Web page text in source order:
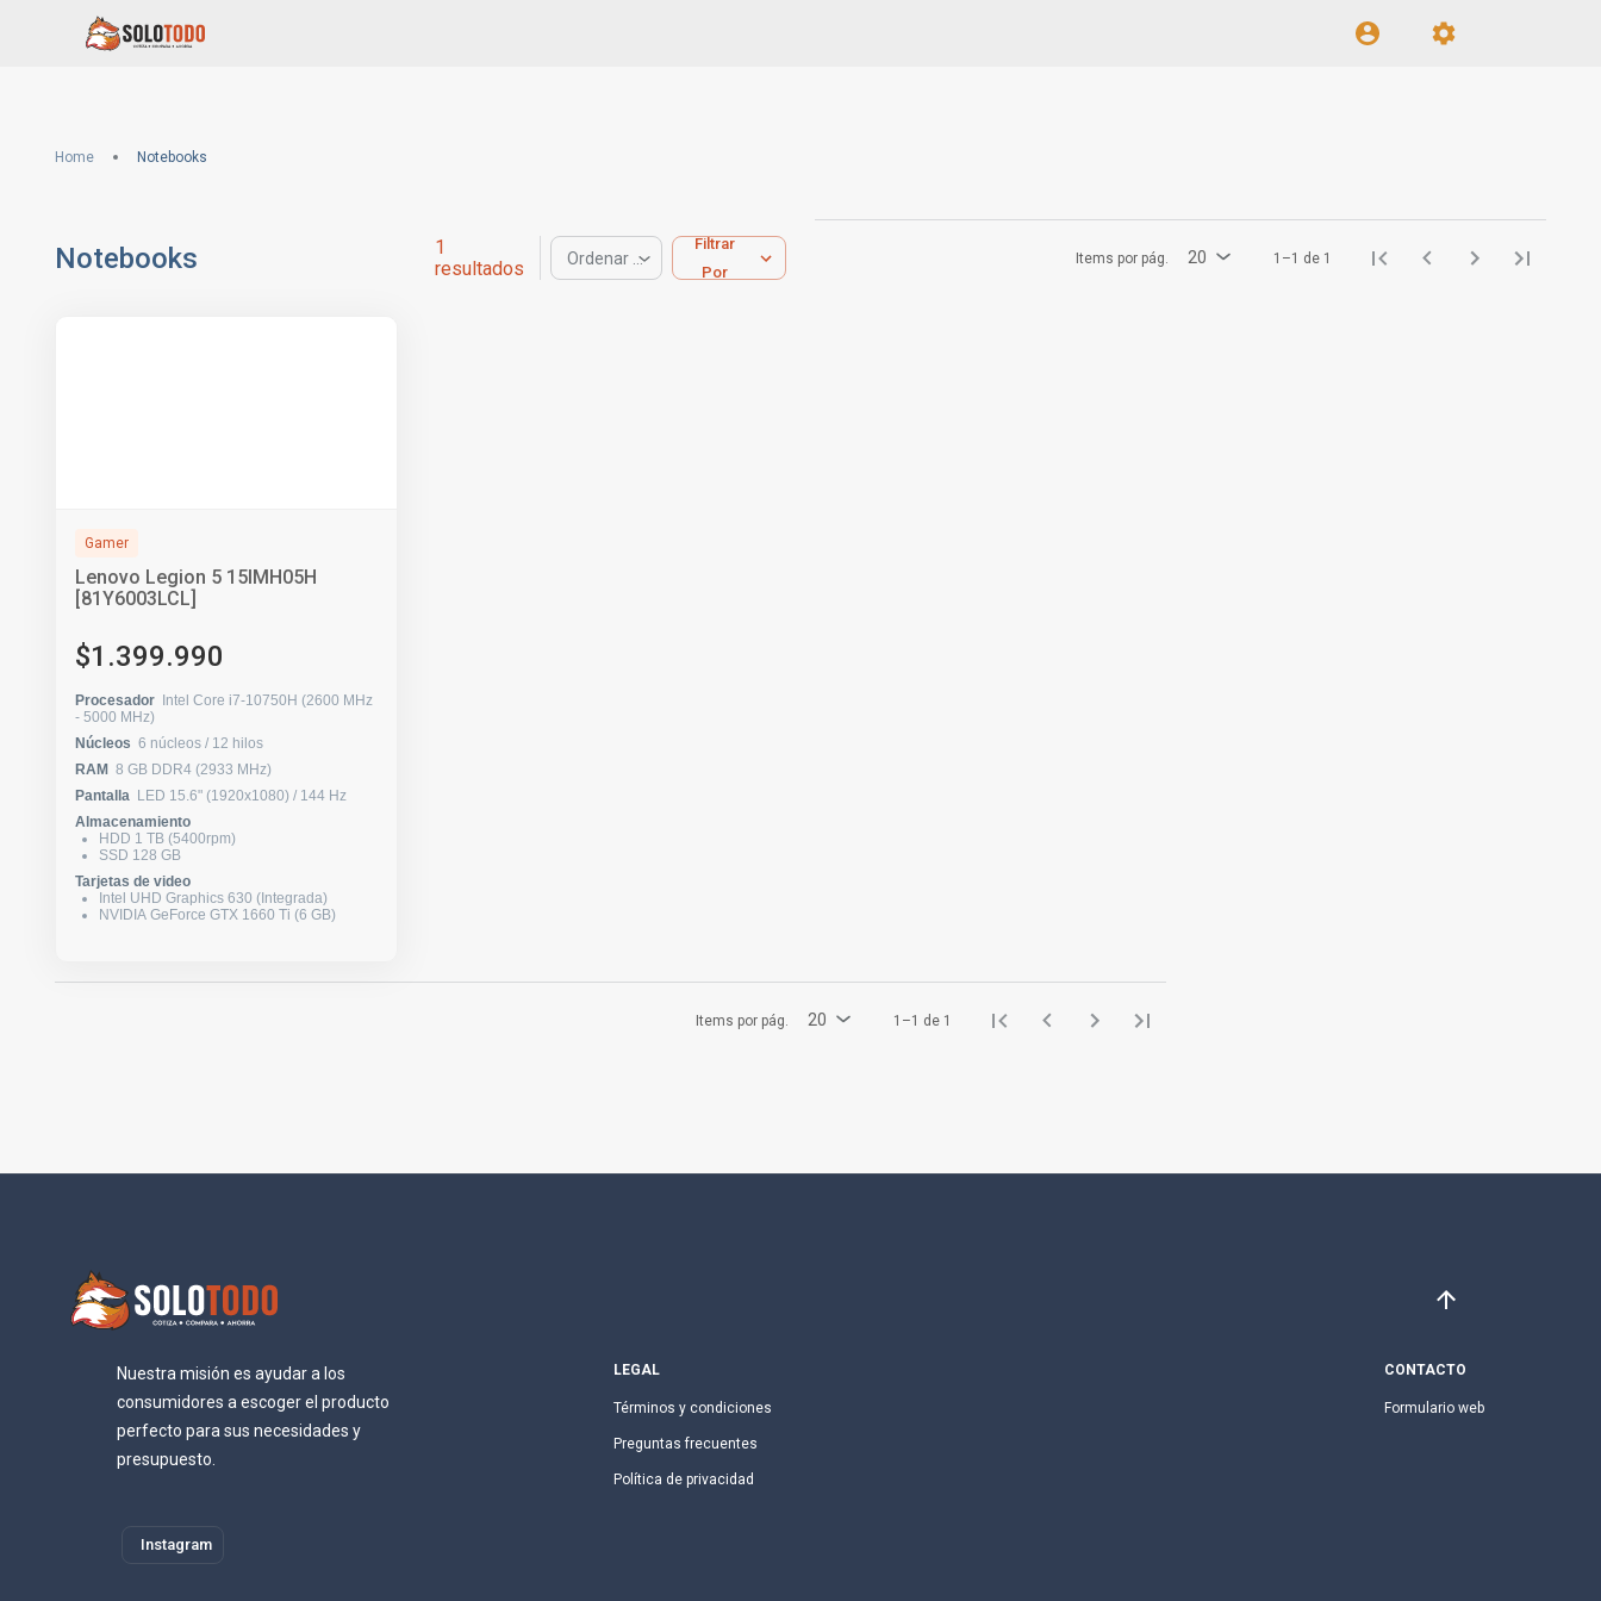
Home Notebooks
Notebooks
1
resultados
Ordenar por
Filtrar
Por
Items por pág. 20 1–1 de 1
Gamer
Lenovo Legion 5 15IMH05H
[81Y6003LCL]
$1.399.990
Procesador Intel Core i7-10750H (2600 MHz
- 5000 MHz)
Núcleos
6 núcleos / 12 hilos
RAM 8 GB DDR4 (2933 MHz)
Pantalla
LED 15.6" (1920x1080) / 144 Hz
Almacenamiento
HDD 1 TB (5400rpm)
SSD 128 GB
Tarjetas de video
Intel UHD Graphics 630 (Integrada)
NVIDIA GeForce GTX 1660 Ti (6 GB)
Items por pág. 20 1–1 de 1
Nuestra misión es ayudar a los
consumidores a escoger el producto
perfecto para sus necesidades y
presupuesto.
Instagram
LEGAL
Términos y condiciones
Preguntas frecuentes
Política de privacidad
CONTACTO
Formulario web